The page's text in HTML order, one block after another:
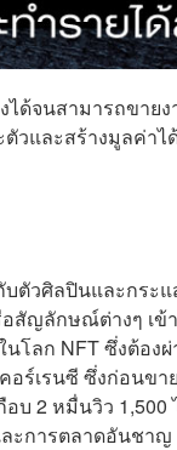
ได้จนสามารถขายง
วและสร้างมูลค่าไ
บตัวศิลปินและกระ
สัญลักษณ์ต่างๆ เข้
โลก NFT ซึ่งต้อง
อร์เรนซี ซึ่งก่อนขา
บ 2 หมื่นวิว 1,500
ละการตลาดอันชาญ